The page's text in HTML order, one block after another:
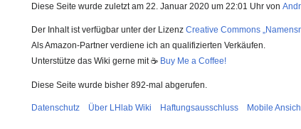
Diese Seite wurde zuletzt am 22. Januar 2020 um 22:01 Uhr von
Der Inhalt ist verfügbar unter der Lizenz Creative Commons
Als Amazon-Partner verdiene ich an qualifizierten Verkäufen.
Unterstütze das Wiki gerne mit ☕ Buy Me a Coffee!
Diese Seite wurde bisher 892-mal abgerufen.
Datenschutz Über LHlab Wiki Haftungsausschluss Mobile